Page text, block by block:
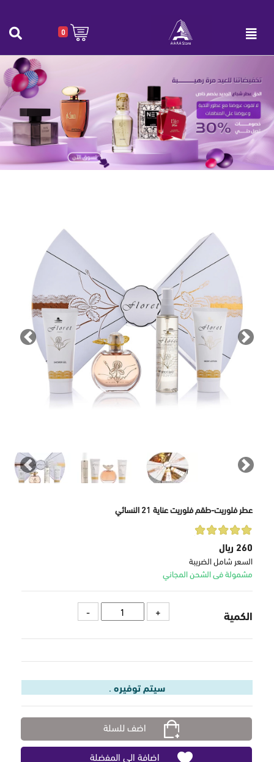
0
عطر فلوريت-طقم فلوريت عناية 21 النسائي
عطر فلوريت-طقم فلوريت عناية 21 النسائي
Next
Next
عطر فلوريت-طقم فلوريت عناية 21 النسائي
260 ريال
السعر شامل الضريبة
مشمولة فى الشحن المجاني
الكمية
سيتم توفيره .
اضف للسلة
اضافة الى المفضلة